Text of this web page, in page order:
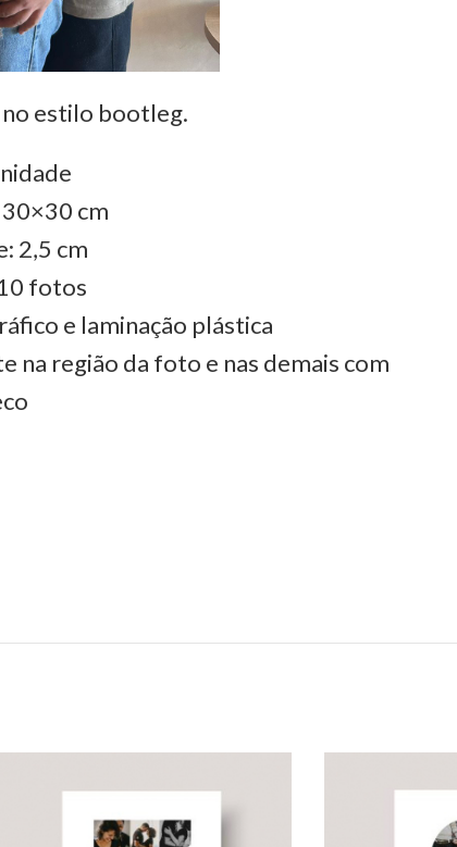
estilo bootleg.
cm
2,5 cm
fotos
e laminação plástica
na região da foto e nas demais com